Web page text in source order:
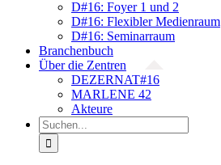
D#16: Foyer 1 und 2
D#16: Flexibler Medienraum
D#16: Seminarraum
Branchenbuch
Über die Zentren
DEZERNAT#16
MARLENE 42
Akteure
Suche
nach: